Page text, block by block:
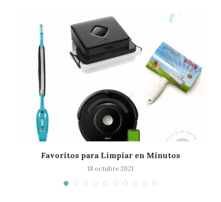
Favoritos para Limpiar en Minutos
18 octubre 2021